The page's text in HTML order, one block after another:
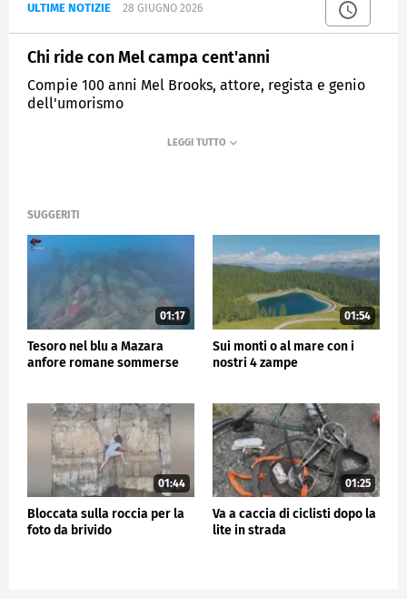
ULTIME NOTIZIE 28 GIUGNO 2026
Chi ride con Mel campa cent'anni
Compie 100 anni Mel Brooks, attore, regista e genio
dell'umorismo
SUGGERITI
01:17
Tesoro nel blu a Mazara
anfore romane sommerse
01:54
Sui monti o al mare con i
nostri 4 zampe
01:44
Bloccata sulla roccia per la
foto da brivido
01:25
Va a caccia di ciclisti dopo la
lite in strada